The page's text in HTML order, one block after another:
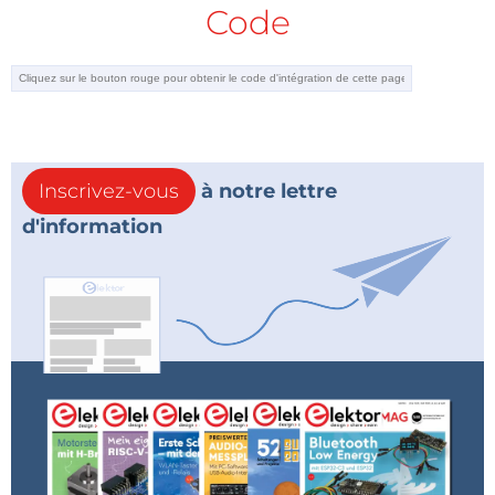
Code
Inscrivez-vous
à notre lettre
d'information